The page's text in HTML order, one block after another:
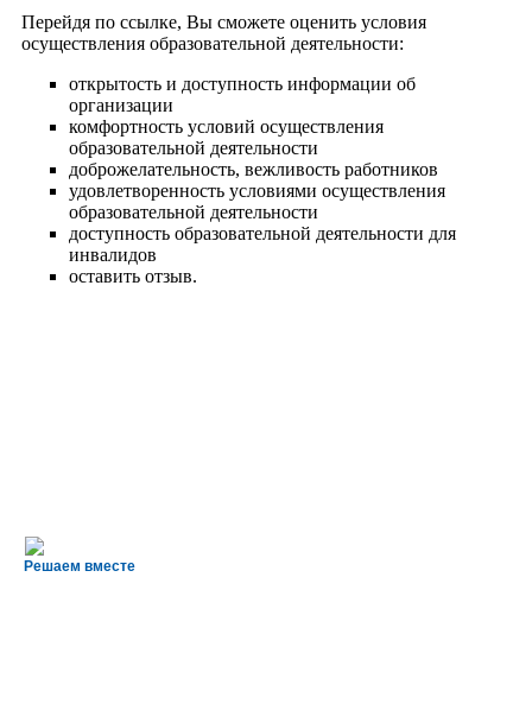
Перейдя по ссылке, Вы сможете оценить условия
осуществления образовательной деятельности:
открытость и доступность информации об
организации
комфортность условий осуществления
образовательной деятельности
доброжелательность, вежливость работников
удовлетворенность условиями осуществления
образовательной деятельности
доступность образовательной деятельности для
инвалидов
оставить отзыв.
Решаем вместе